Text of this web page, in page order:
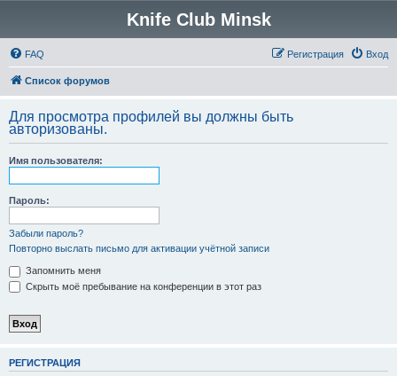
Knife Club Minsk
FAQ Вход
Регистрация
Список форумов
Для просмотра профилей вы должны быть
авторизованы.
Имя пользователя:
Пароль:
Забыли пароль?
Повторно выслать письмо для активации учётной записи
Запомнить меня
Скрыть моё пребывание на конференции в этот раз
РЕГИСТРАЦИЯ